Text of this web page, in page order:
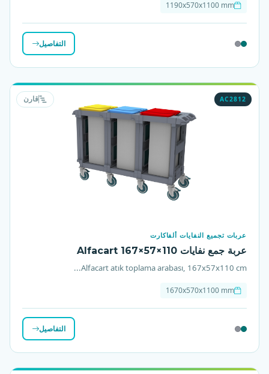
1190x570x1100 mm
التفاصيل
AC2812 قارن
عربات تجميع النفايات ألفاكارت
عربة جمع نفايات Alfacart 167×57×110
Alfacart atık toplama arabası, 167x57x110 cm...
1670x570x1100 mm
التفاصيل